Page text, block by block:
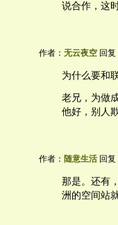
说合作，这
作者： 无云夜空 回复
为什么要和
老兄，为做
他好，别人
作者： 随意生活 回复
那是。还有
洲的空间站